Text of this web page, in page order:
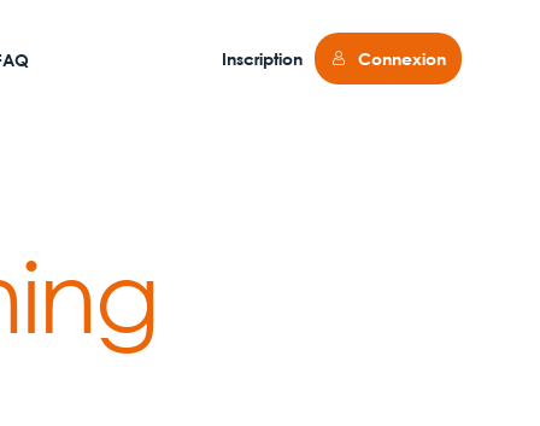
Inscription Connexion